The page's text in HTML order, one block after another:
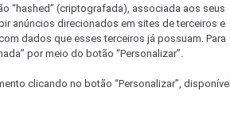
“hashed” (criptografada), associada aos seus
anúncios direcionados em sites de terceiros e
dados que esses terceiros já possuam. Para
por meio do botão “Personalizar”.
clicando no botão “Personalizar”, disponível